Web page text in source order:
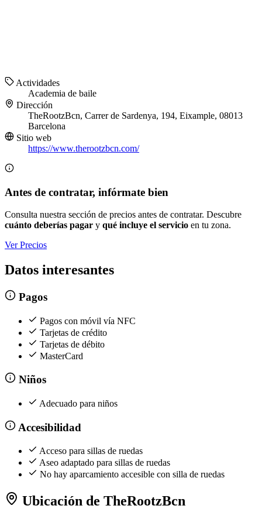
Actividades
Academia de baile
Dirección
TheRootzBcn, Carrer de Sardenya, 194, Eixample, 08013
Barcelona
Sitio web
https://www.therootzbcn.com/
Antes de contratar, infórmate bien
Consulta nuestra sección de precios antes de contratar. Descubre
cuánto deberías pagar y qué incluye el servicio en tu zona.
Ver Precios
Datos interesantes
Pagos
Pagos con móvil vía NFC
Tarjetas de crédito
Tarjetas de débito
MasterCard
Niños
Adecuado para niños
Accesibilidad
Acceso para sillas de ruedas
Aseo adaptado para sillas de ruedas
No hay aparcamiento accesible con silla de ruedas
Ubicación de TheRootzBcn